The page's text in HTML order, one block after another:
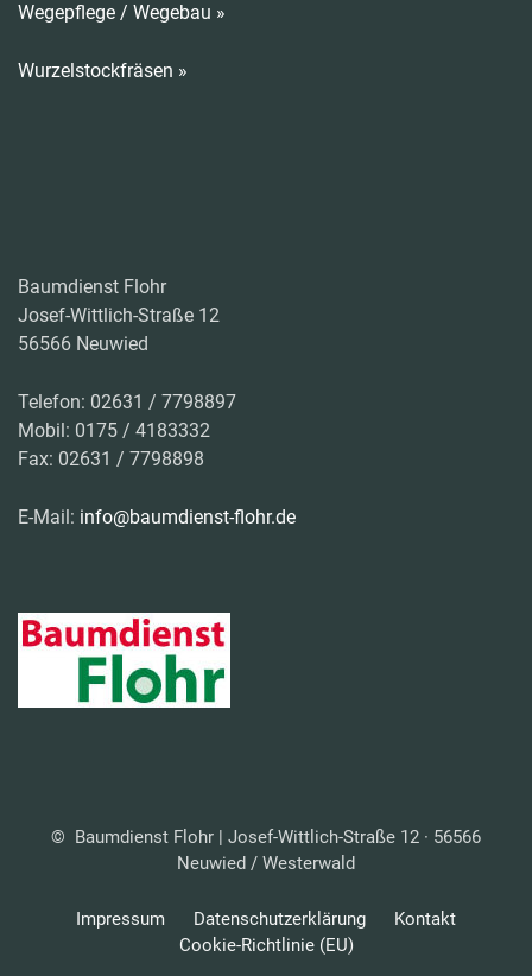
Wegepflege / Wegebau »
Wurzelstockfräsen »
Baumdienst Flohr
Josef-Wittlich-Straße 12
56566 Neuwied
Telefon: 02631 / 7798897
Mobil: 0175 / 4183332
Fax: 02631 / 7798898
E-Mail: info@baumdienst-flohr.de
© Baumdienst Flohr | Josef-Wittlich-Straße 12 · 56566
Neuwied / Westerwald
Impressum Datenschutzerklärung
Kontakt
Cookie-Richtlinie (EU)